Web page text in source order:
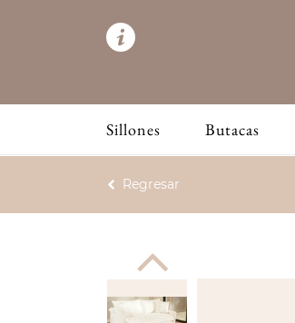
Sillones Butacas
Regresar